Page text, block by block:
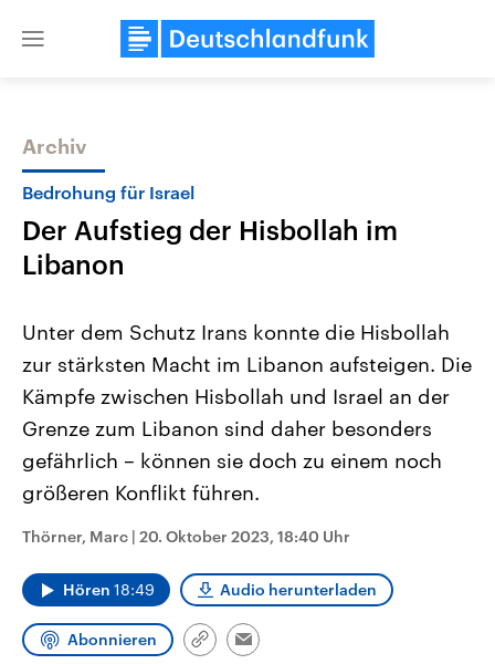
Close
Themen
Landtagswahl Sachsen-Anhalt
2026
Alle Informationen
Sachsen-Anhalt wählt am 6.
September 2026 einen neuen
Landtag. Seit 2021 wird das
Bundesland von einer Koalition aus
CDU, SPD und FDP regiert.-
Umfragen, Prognosen,
Wahlprogramme, aktuelle Berichte
und Kandidaten der anstehenden
Wahl.
USA
Aktuelle Beiträge,
Hintergründe
Wirtschaftlich und
gehören die Vereinigten
den mächtigsten Ländern
Archiv
Bedrohung für Israel
Der Aufstieg der Hisbollah im
Libanon
Unter dem Schutz Irans konnte die Hisbollah
zur stärksten Macht im Libanon aufsteigen. Die
Kämpfe zwischen Hisbollah und Israel an der
Grenze zum Libanon sind daher besonders
gefährlich – können sie doch zu einem noch
größeren Konflikt führen.
Thörner, Marc | 20. Oktober 2023, 18:40 Uhr
Hören 18:49 Audio herunterladen
Abonnieren
Link
Email